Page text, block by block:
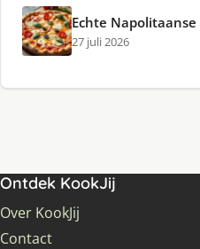
Echte Napolitaanse
27 juli 2026
Ontdek KookJij
Over KookJij
Contact